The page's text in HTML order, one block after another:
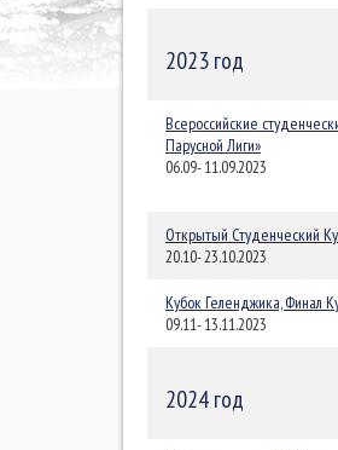
2023 год
Всероссийские
Парусной Лиги»
06.09- 11.09.2023
Открытый Студенческий
20.10- 23.10.2023
Кубок Геленджика, Финал
09.11- 13.11.2023
2024 год